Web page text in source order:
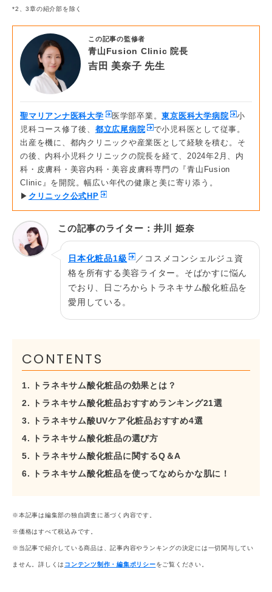
*2、3章の紹介部を除く
この記事の監修者
青山Fusion Clinic 院長
吉田 美奈子 先生
聖マリアンナ医科大学 医学部卒業。東京医科大学病院
小
児科コース修了後、 都立広尾病院
で小児科医として従事。
出産を機に、都内クリニックや産業医として経験を積む。そ
の後、内科小児科クリニックの院長を経て、2024年2月、内
科・皮膚科・美容内科・美容皮膚科専門の『青山Fusion
Clinic』を開院。幅広い年代の健康と美に寄り添う。
▶ クリニック公式HP
この記事のライター：井川 姫奈
日本化粧品1級
／コスメコンシェルジュ資
格を所有する美容ライター。そばかすに悩ん
でおり、日ごろからトラネキサム酸化粧品を
愛用している。
CONTENTS
1. トラネキサム酸化粧品の効果とは？
2. トラネキサム酸化粧品おすすめランキング21選
3. トラネキサム酸UVケア化粧品おすすめ4選
4. トラネキサム酸化粧品の選び方
5. トラネキサム酸化粧品に関するQ＆A​​​​
6. トラネキサム酸化粧品を使ってなめらかな肌に！
※本記事は編集部の独自調査に基づく内容です。
※価格はすべて税込みです。
※当記事で紹介している商品は、記事内容やランキングの決定には一切関与してい
ません。詳しくは コンテンツ制作・編集ポリシーをご覧ください。